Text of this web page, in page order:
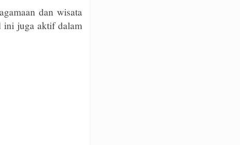
dan wisata
ini juga aktif dalam